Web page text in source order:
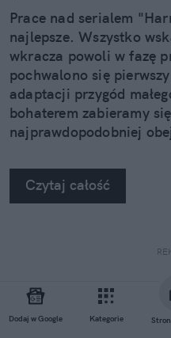
Dodaj w Google Kategorie
Prace nad serialem
najlepsze. Wszystko
wkracza powoli w fazę
pochwalono się
adaptacji przygód
bohaterem zabieramy
najprawdopodobniej
Czytaj całość